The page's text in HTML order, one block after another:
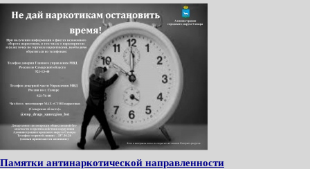
Памятки антинаркотической направленности